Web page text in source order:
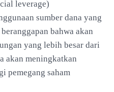
leverage)
sumber dana yang
bahwa akan
yang lebih besar dari
akan meningkatkan
pemegang saham